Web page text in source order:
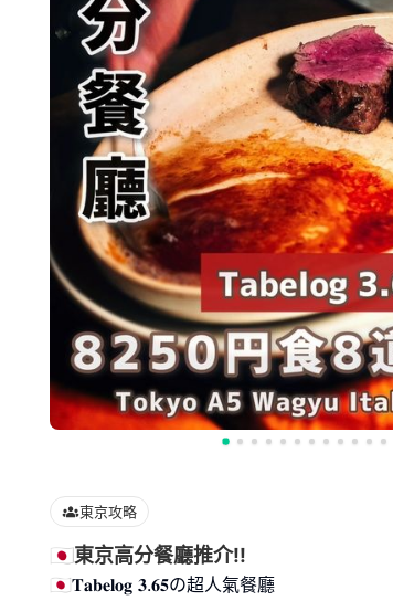
東京攻略
🇯🇵東京高分餐廳推介!!
🇯🇵𝐓𝐚𝐛𝐞𝐥𝐨𝐠 𝟑.𝟔𝟓の超人氣餐廳